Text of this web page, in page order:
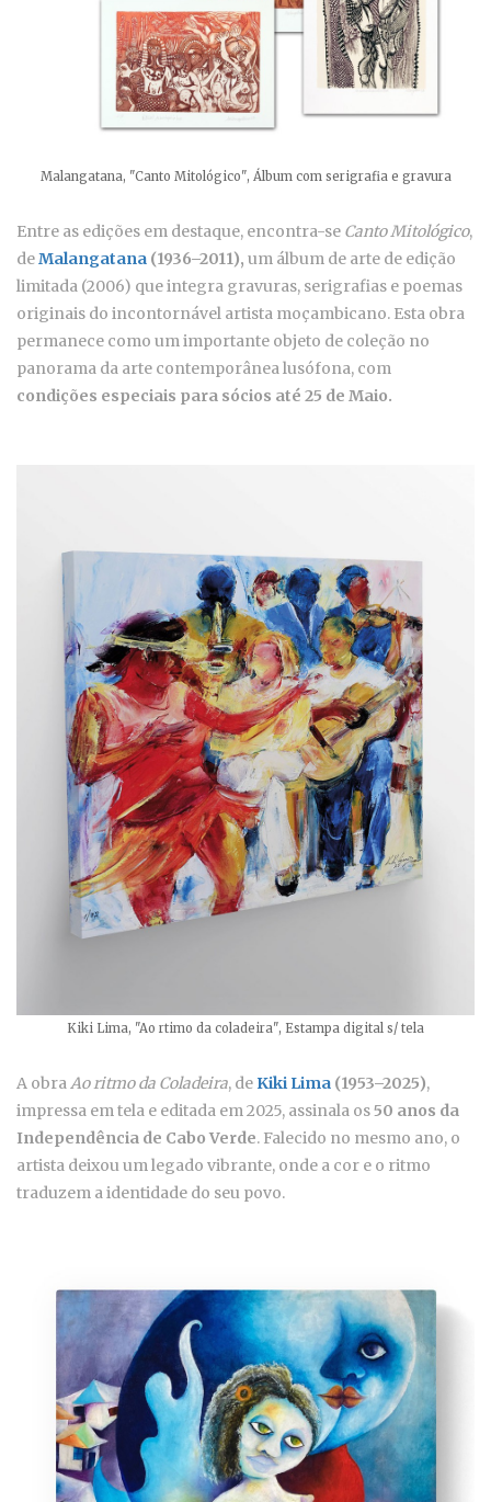
Malangatana, "Canto Mitológico", Álbum com serigrafia e gravura
Entre as edições em destaque, encontra-se Canto Mitológico,
deMalangatana (1936–2011), um álbum de arte de edição
limitada (2006) que integra gravuras, serigrafias e poemas
originais do incontornável artista moçambicano. Esta obra
permanece como um importante objeto de coleção no
panorama da arte contemporânea lusófona, com
condições especiais para sócios até 25 de Maio.
Kiki Lima, "Ao rtimo da coladeira", Estampa digital s/ tela
A obraAo ritmo da Coladeira, de Kiki Lima (1953–2025),
impressa em tela e editada em 2025, assinala os50 anos da
Independência de Cabo Verde. Falecido no mesmo ano, o
artista deixou um legado vibrante, onde a cor e o ritmo
traduzem a identidade do seu povo.